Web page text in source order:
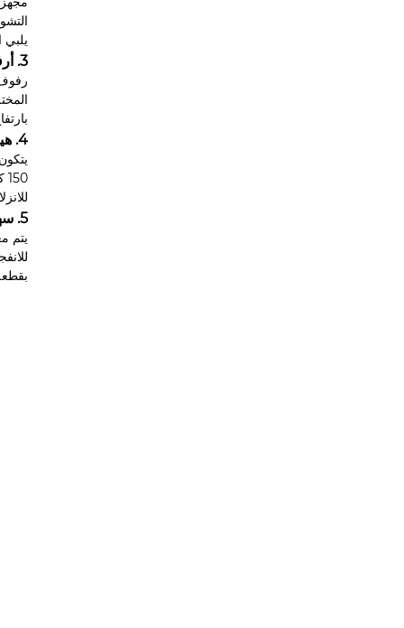
يلبي
3. أرفف تخزين الأحذية متعددة الطبقات
بارتفاع 5 سم لمنع الأحذية من الانزلاق. يتم إرفاق صندوق ملصقات قابل
4. هيكل متين ومستقر
5. سهولة الصيانة والأداء طويل الأمد
يتم